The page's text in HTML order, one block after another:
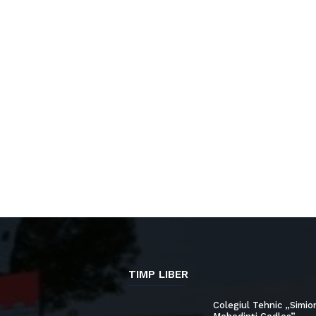
TIMP LIBER
Colegiul Tehnic